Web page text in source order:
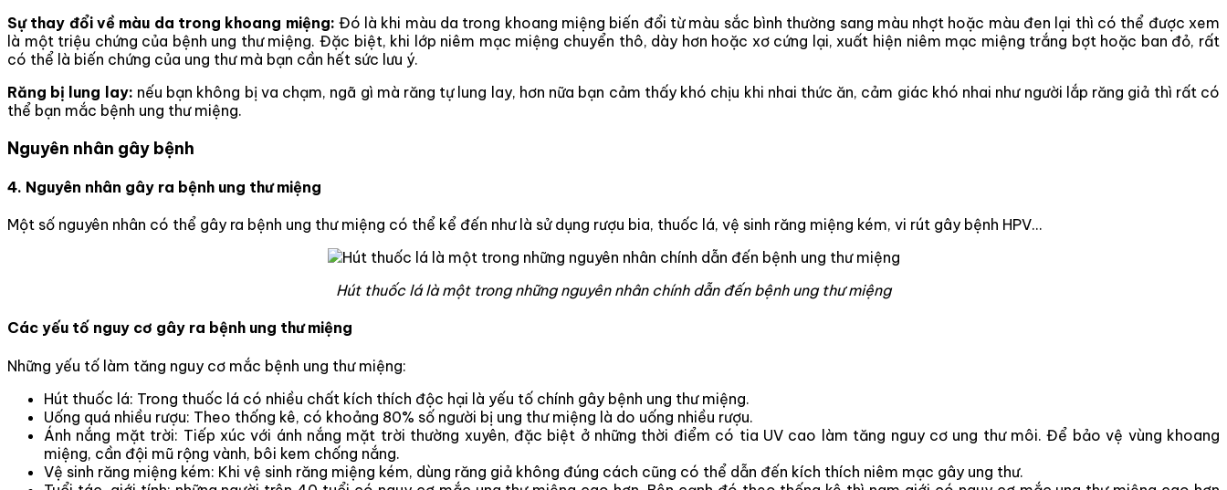
Sự thay đổi về màu da trong khoang miệng: Đó là khi màu da trong khoang miệng biến đổi từ màu sắc bình thường sang màu nhợt hoặc màu đen lại thì có thể được xem
là một triệu chứng của bệnh ung thư miệng. Đặc biệt, khi lớp niêm mạc miệng chuyển thô, dày hơn hoặc xơ cứng lại, xuất hiện niêm mạc miệng trắng bợt hoặc ban đỏ, rất
có thể là biến chứng của ung thư mà bạn cần hết sức lưu ý.
Răng bị lung lay: nếu bạn không bị va chạm, ngã gì mà răng tự lung lay, hơn nữa bạn cảm thấy khó chịu khi nhai thức ăn, cảm giác khó nhai như người lắp răng giả thì rất có
thể bạn mắc bệnh ung thư miệng.
Nguyên nhân gây bệnh
4. Nguyên nhân gây ra bệnh ung thư miệng
Một số nguyên nhân có thể gây ra bệnh ung thư miệng có thể kể đến như là sử dụng rượu bia, thuốc lá, vệ sinh răng miệng kém, vi rút gây bệnh HPV…
Hút thuốc lá là một trong những nguyên nhân chính dẫn đến bệnh ung thư miệng
Các yếu tố nguy cơ gây ra bệnh ung thư miệng
Những yếu tố làm tăng nguy cơ mắc bệnh ung thư miệng:
Hút thuốc lá: Trong thuốc lá có nhiều chất kích thích độc hại là yếu tố chính gây bệnh ung thư miệng.
Uống quá nhiều rượu: Theo thống kê, có khoảng 80% số người bị ung thư miệng là do uống nhiều rượu.
Ánh nắng mặt trời: Tiếp xúc với ánh nắng mặt trời thường xuyên, đặc biệt ở những thời điểm có tia UV cao làm tăng nguy cơ ung thư môi. Để bảo vệ vùng khoang
miệng, cần đội mũ rộng vành, bôi kem chống nắng.
Vệ sinh răng miệng kém: Khi vệ sinh răng miệng kém, dùng răng giả không đúng cách cũng có thể dẫn đến kích thích niêm mạc gây ung thư.